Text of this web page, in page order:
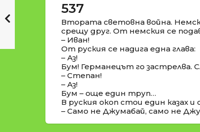
537
Втората световна война.
срещу друг. От немския се
– Иван!
От руския се надига една глава:
– Аз!
Бум! Германецът го застрелва.
– Степан!
– Аз!
Бум – още един труп…
В руския окоп стои един казах и
– Само не Джумабай, само не